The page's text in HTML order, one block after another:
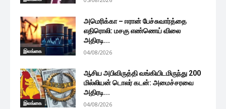
இலங்கை
அமெரிக்கா – ஈரான் பேச்சுவார்த்தை
எதிரொலி: மசகு எண்ணெய் விலை
அதிரடி...
04/08/2026
இலங்கை
ஆசிய அபிவிருத்தி வங்கியிடமிருந்து 200
மில்லியன் டொலர் கடன்: அமைச்சரவை
அதிரடி...
04/08/2026